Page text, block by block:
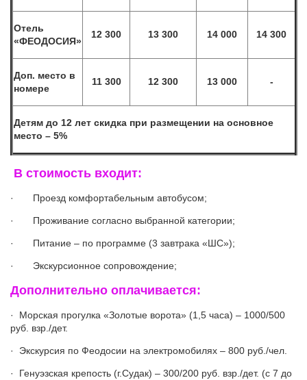
Отель
«ФЕОДОСИЯ»
12 300 13 300 14 000 14 300
Доп. место в
номере
11 300 12 300 13 000 -
Детям до 12 лет скидка при размещении на основное
место – 5%
В стоимость входит:
· Проезд комфортабельным автобусом;
· Проживание согласно выбранной категории;
· Питание – по программе (3 завтрака «ШС»);
· Экскурсионное сопровождение;
Дополнительно оплачивается:
· Морская прогулка «Золотые ворота» (1,5 часа) – 1000/500
руб. взр./дет.
· Экскурсия по Феодосии на электромобилях – 800 руб./чел.
· Генуэзская крепость (г.Судак) – 300/200 руб. взр./дет. (с 7 до